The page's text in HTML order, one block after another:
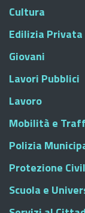
Cultura
Edilizia Privata
Giovani
Lavori Pubblici
Lavoro
Mobilità e
Polizia
Protezione
Scuola e